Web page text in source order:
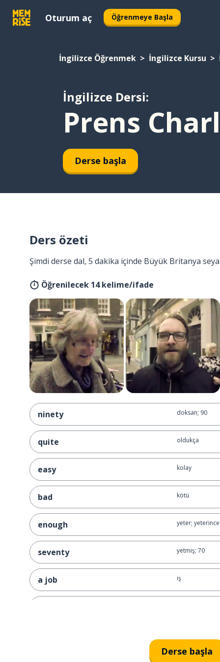
Oturum aç Öğrenmeye Başla
İngilizce Öğrenmek İngilizce Kursu
İngilizce Dersi:
Prens
Derse başla
Ders özeti
Şimdi derse dal, 5 dakika içinde Büyük Britanya
Öğrenilecek 14 kelime/ifade
ninety doksan; 90
quite oldukça
easy kolay
bad kötü
enough yeter; yeterince
seventy yetmiş; 70
a job iş
Derse başla